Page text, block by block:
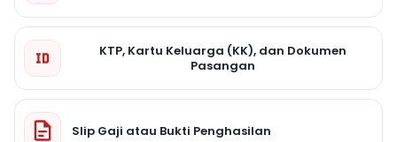
KTP, Kartu Keluarga (KK), dan Dokumen
Pasangan
Slip Gaji atau Bukti Penghasilan